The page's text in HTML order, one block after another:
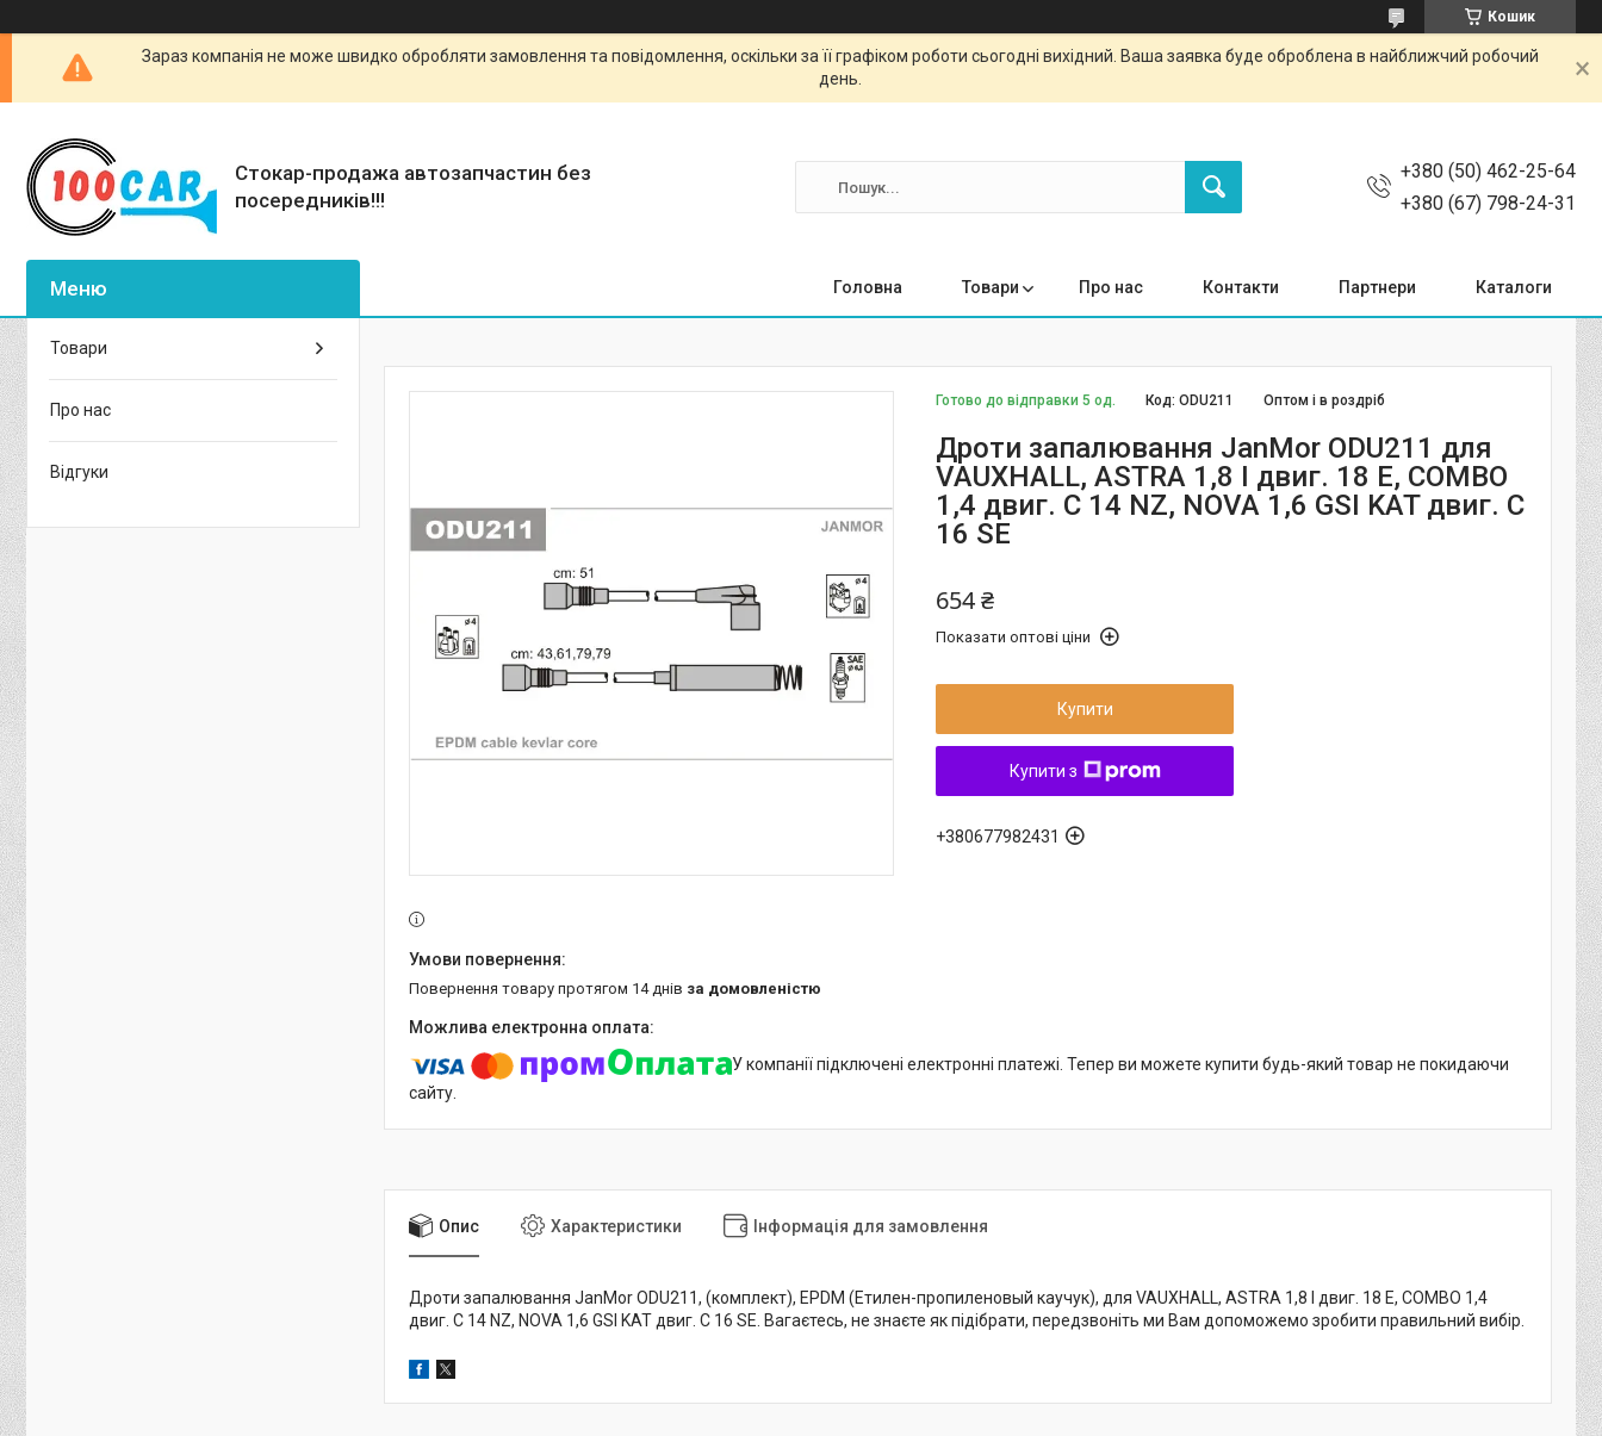
Кошик
Зараз компанія не може швидко обробляти замовлення та повідомлення, оскільки за її графіком роботи сьогодні вихідний. Ваша заявка буде оброблена в найближчий робочий
день.
Стокар-продажа автозапчастин без
посередників!!!
+380 (50) 462-25-64
+380 (67) 798-24-31
Головна Товари Про нас Контакти Партнери Каталоги
Готово до відправки 5 од. Оптом і в роздріб
Код:ODU211
Дроти запалювання JanMor ODU211 для
VAUXHALL, ASTRA 1,8 I двиг. 18 E, COMBO
1,4 двиг. C 14 NZ, NOVA 1,6 GSI KAT двиг. C
16 SE
654 ₴
Показати оптові ціни
Купити
Купити з
+380677982431
повернення товару протягом 14 днів за домовленістю
У компанії підключені електронні платежі. Тепер ви можете купити будь-який товар не покидаючи
сайту.
Опис Характеристики Інформація для замовлення
Дроти запалювання JanMor ODU211, (комплект), EPDM (Етилен-пропиленовый каучук), для VAUXHALL, ASTRA 1,8 I двиг. 18 E, COMBO 1,4
двиг. C 14 NZ, NOVA 1,6 GSI KAT двиг. C 16 SE. Вагаєтесь, не знаєте як підібрати, передзвоніть ми Вам допоможемо зробити правильний вибір.
Товари
Про нас
Відгуки